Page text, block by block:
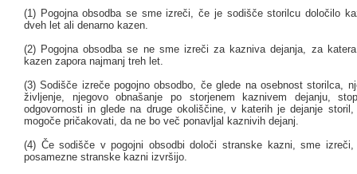
(1) Pogojna obsodba se sme izreči, če je sodišče storilcu določilo
dveh let ali denarno kazen.
(2) Pogojna obsodba se ne sme izreči za kazniva dejanja, za
kazen zapora najmanj treh let.
(3) Sodišče izreče pogojno obsodbo, če glede na osebnost storilca,
življenje, njegovo obnašanje po storjenem kaznivem dejanju,
odgovornosti in glede na druge okoliščine, v katerih je dejanje
mogoče pričakovati, da ne bo več ponavljal kaznivih dejanj.
(4) Če sodišče v pogojni obsodbi določi stranske kazni, sme
posamezne stranske kazni izvršijo.